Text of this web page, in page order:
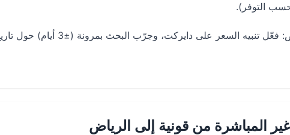
التوفر).
لتحقيق حجز طيران رخيص من قونية إلى الرياض: فعّل تنبيه السعر على دايركت، وجرّب البحث بمرونة (±3
المباشرة من قونية إلى الرياض